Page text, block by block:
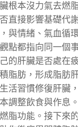
根本沒力氣去燃
直接影響基礎代
與情緒、氣血循
點都指向同一個
的肝臟是否處在
脂肪，形成脂肪
活習慣修復肝臟
調整飲食與作息
脂功能。接下來